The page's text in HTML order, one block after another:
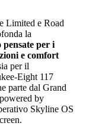
Limited e Road
la
pensate per i
e comfort
per il
Eight 117
parte dal Grand
by
Skyline OS